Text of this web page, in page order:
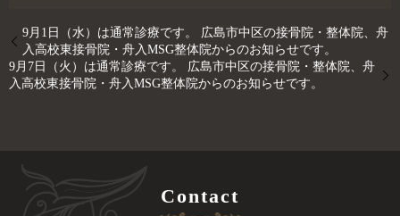
9月1日（水）は通常診療です。 広島市中区の接骨院・整体院、舟
入高校東接骨院・舟入MSG整体院からのお知らせです。
9月7日（火）は通常診療です。 広島市中区の接骨院・整体院、舟
入高校東接骨院・舟入MSG整体院からのお知らせです。
Contact